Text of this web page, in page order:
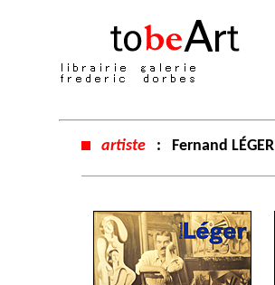
artiste : Fernand LÉGER